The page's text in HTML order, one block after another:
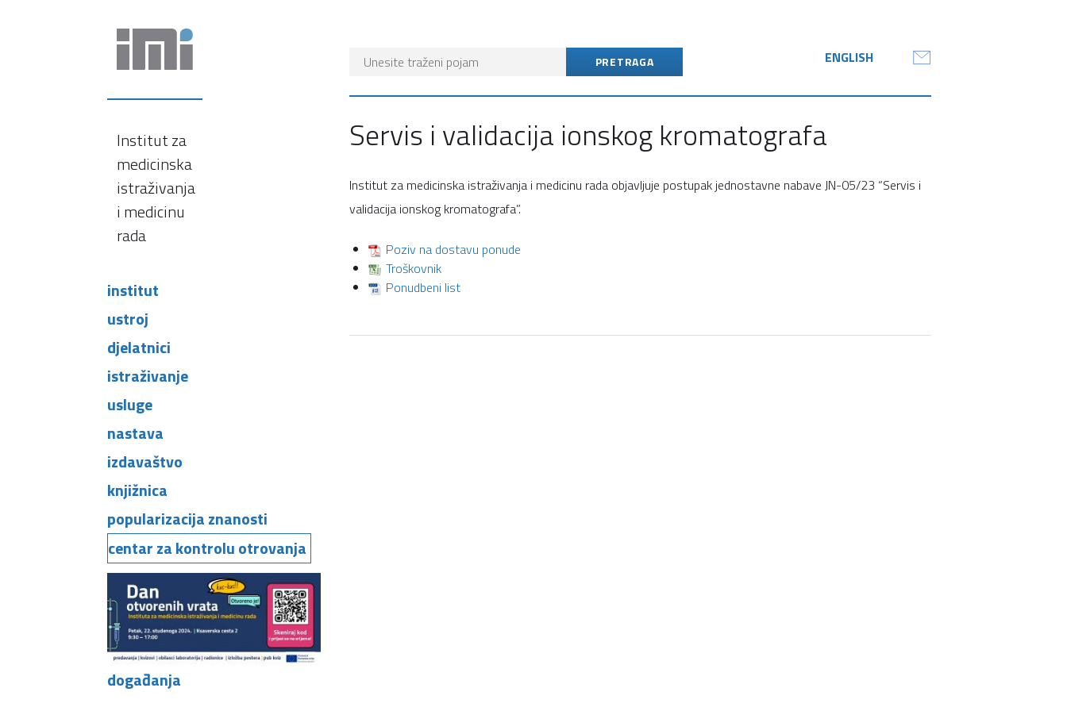
Institut za
medicinska
istraživanja
i medicinu
rada
institut
ustroj
djelatnici
istraživanje
usluge
nastava
izdavaštvo
knjižnica
popularizacija znanosti
centar za kontrolu otrovanja
događanja
ENGLISH
Servis i validacija ionskog kromatografa
Institut za medicinska istraživanja i medicinu rada objavljuje postupak jednostavne nabave JN-05/23 “Servis i
validacija ionskog kromatografa”.
Poziv na dostavu ponude
Troškovnik
Ponudbeni list